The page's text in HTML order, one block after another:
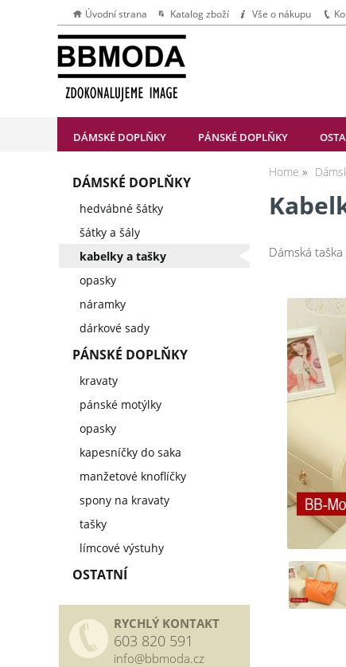
DÁMSKÉ DOPLŇKY PÁNSKÉ DOPLŇKY
Úvodní strana Katalog zboží Vše o nákupu
Home
Dámská
DÁMSKÉ DOPLŇKY
hedvábné šátky
šátky a šály
kabelky a tašky
opasky
náramky
dárkové sady
PÁNSKÉ DOPLŇKY
kravaty
pánské motýlky
opasky
kapesníčky do saka
manžetové knoflíčky
spony na kravaty
tašky
límcové výstuhy
OSTATNÍ
RYCHLÝ KONTAKT
603 820 591
info@bbmoda.cz